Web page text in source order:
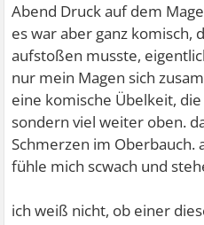
Abend Druck auf dem
es war aber ganz komisch,
aufstoßen musste,
nur mein Magen sich
eine komische Übelkeit,
sondern viel weiter oben.
Schmerzen im
fühle mich scwach und
ich weiß nicht, ob einer